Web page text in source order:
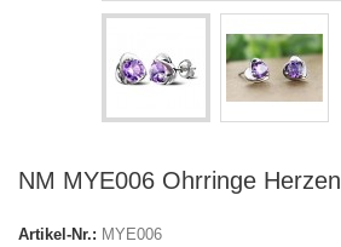
NM MYE006 Ohrringe Herzen
Artikel-Nr.: MYE006